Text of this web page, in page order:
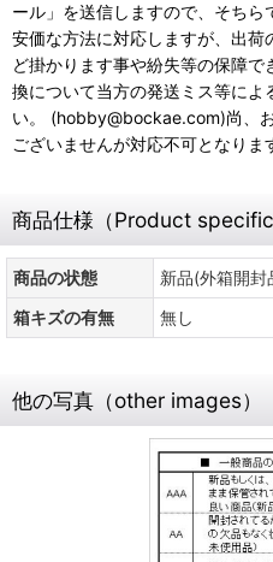
ール」を送信しますので、そち
安価な方法に対応しますが、出
ど掛かります事や紛失等の保障
換について当方の発送ミス等によ
い。 (hobby@bockae.com)尚、
ございませんが対応不可となりま
商品仕様（Product
商品の状態
新品(外箱開封
箱キズの有無
無し
他の写真（other images）